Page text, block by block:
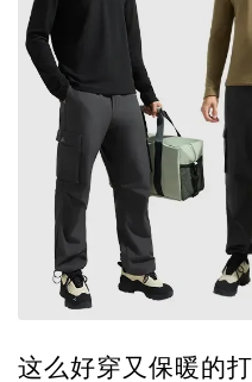
这么好穿又保暖的